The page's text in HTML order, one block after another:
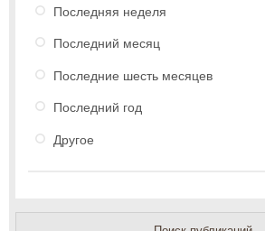
Последняя неделя
Последний месяц
Последние шесть месяцев
Последний год
Другое